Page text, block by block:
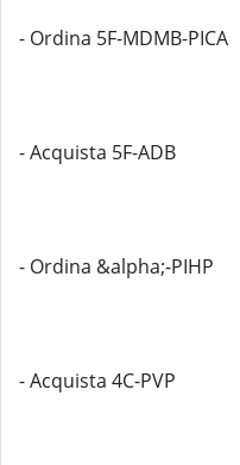
- Ordina 5F-MDMB-PICA
- Acquista 5F-ADB
- Ordina &alpha;-PIHP
- Acquista 4C-PVP